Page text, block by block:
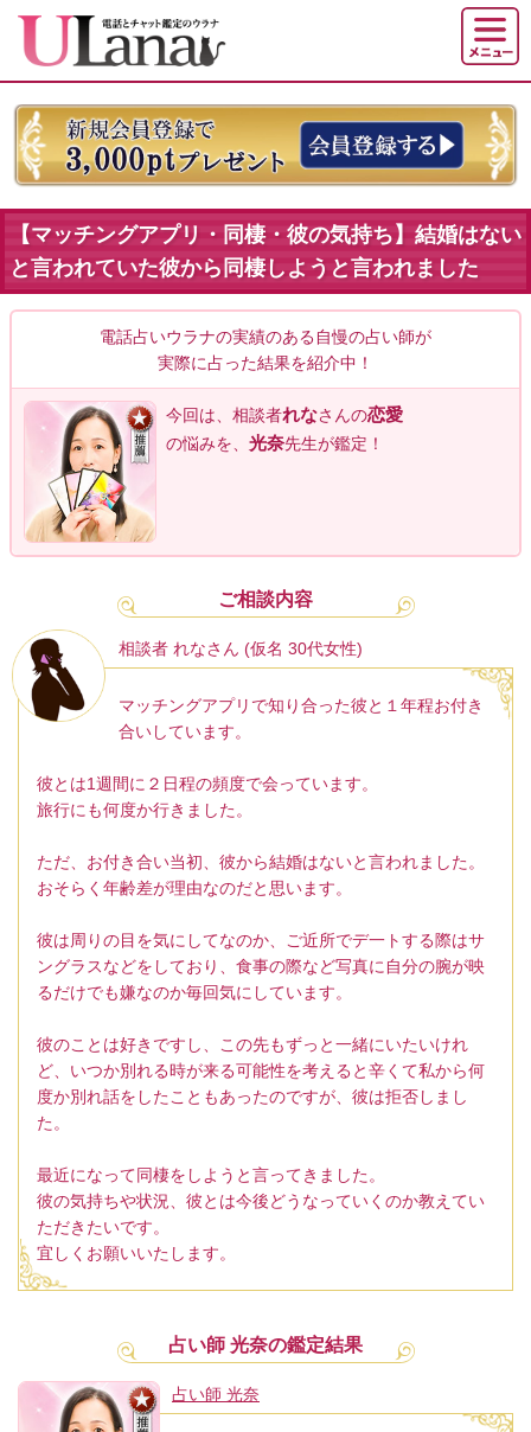
【マッチングアプリ・同棲・彼の気持ち】結婚はない
と言われていた彼から同棲しようと言われました
電話占いウラナの実績のある自慢の占い師が
実際に占った結果を紹介中！
今回は、相談者れなさんの恋愛
の悩みを、光奈先生が鑑定！
ご相談内容
相談者 れなさん (仮名 30代女性)
マッチングアプリで知り合った彼と１年程お付き
合いしています。
彼とは1週間に２日程の頻度で会っています。
旅行にも何度か行きました。
ただ、お付き合い当初、彼から結婚はないと言われました。
おそらく年齢差が理由なのだと思います。
彼は周りの目を気にしてなのか、ご近所でデ一トする際はサ
ングラスなどをしており、食事の際など写真に自分の腕が映
るだけでも嫌なのか毎回気にしています。
彼のことは好きですし、この先もずっと一緒にいたいけれ
ど、いつか別れる時が来る可能性を考えると辛くて私から何
度か別れ話をしたこともあったのですが、彼は拒否しまし
た。
最近になって同棲をしようと言ってきました。
彼の気持ちや状況、彼とは今後どうなっていくのか教えてい
ただきたいです。
宜しくお願いいたします。
占い師 光奈の鑑定結果
占い師 光奈